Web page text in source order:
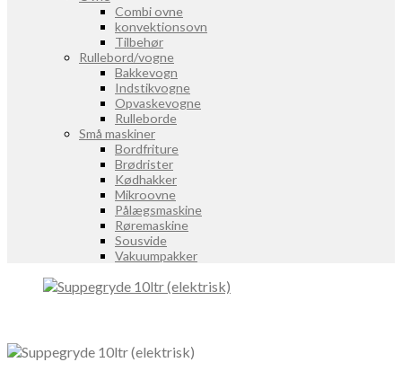
Combi ovne
konvektionsovn
Tilbehør
Rullebord/vogne
Bakkevogn
Indstikvogne
Opvaskevogne
Rulleborde
Små maskiner
Bordfriture
Brødrister
Kødhakker
Mikroovne
Pålægsmaskine
Røremaskine
Sousvide
Vakuumpakker